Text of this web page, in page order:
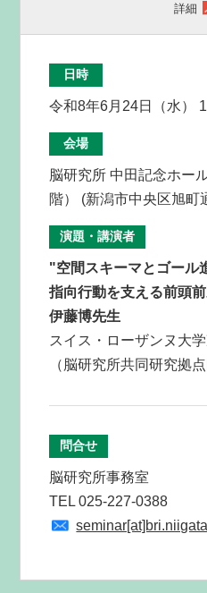
詳細
日時
令和8年6月24日（水）
会場
脳研究所 中田記念ホー
階） (新潟市中央区旭町
演題・講演者
空間スキーマとゴール
指向行動を支える前頭
伊藤博先生
スイス・ローザンヌ大
（脳研究所共同研究拠
問合せ
脳研究所事務室
TEL 025-227-0388